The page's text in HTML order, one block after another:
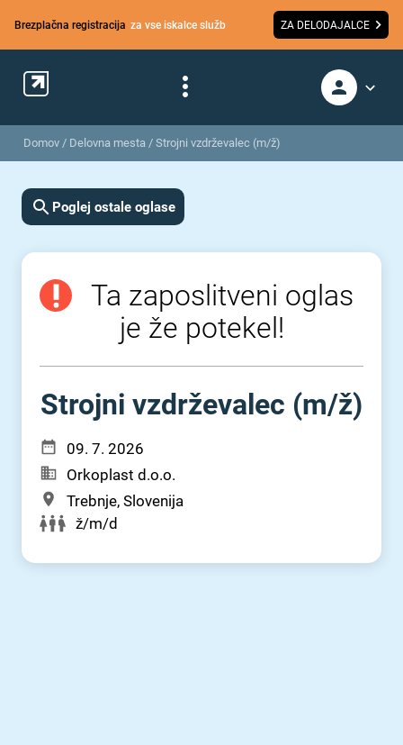
Brezplačna registracija za vse iskalce služb ZA DELODAJALCE
Domov / Delovna mesta / Strojni vzdrževalec (m/ž)
Poglej ostale oglase
Ta zaposlitveni oglas
je že potekel!
Strojni vzdrževalec (m⁠/⁠ž)
09. 7. 2026
Orkoplast d.o.o.
Trebnje, Slovenija
ž/m/d